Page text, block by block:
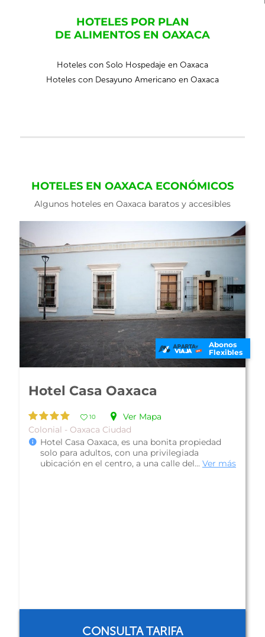
HOTELES POR PLAN
DE ALIMENTOS EN OAXACA
Hoteles con Solo Hospedaje en Oaxaca
Hoteles con Desayuno Americano en Oaxaca
HOTELES EN OAXACA ECONÓMICOS
Algunos hoteles en Oaxaca baratos y accesibles
Abonos
Flexibles
Hotel del Marquesado
10
Ver Mapa
Colonial - Oaxaca Ciudad
Hotel del Marquesado, es una bonita propiedad
colonial localizada a 15 minutos del Zócalo, un
lugar encantador para alojar...Ver más
CONSULTA TARIFA